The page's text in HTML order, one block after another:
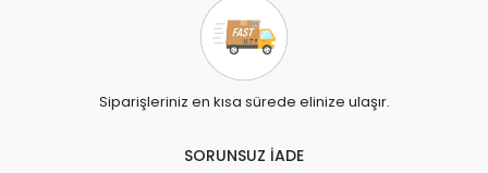
Siparişleriniz en kısa sürede elinize ulaşır.
SORUNSUZ İADE